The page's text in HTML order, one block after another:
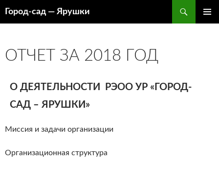
Город-cад — Ярушки
ОТЧЕТ ЗА 2018 ГОД
О ДЕЯТЕЛЬНОСТИ РЭОО УР «ГОРОД-
САД – ЯРУШКИ»
Миссия и задачи организации
Организационная структура